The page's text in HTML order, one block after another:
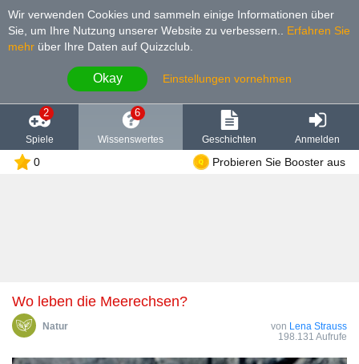
Wir verwenden Cookies und sammeln einige Informationen über
Sie, um Ihre Nutzung unserer Website zu verbessern.
Erfahren Sie
mehr über Ihre Daten auf Quizzclub.
Okay Einstellungen vornehmen
2
Spiele
6
Wissenswertes Geschichten Anmelden
0 Probieren Sie Booster aus
Wo leben die Meerechsen?
Natur von Lena Strauss
198.131 Aufrufe